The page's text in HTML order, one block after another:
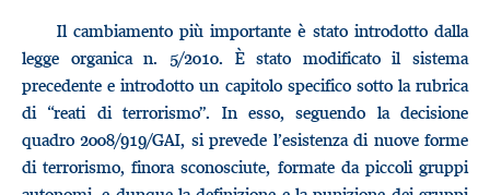
Il cambiamento più importante è stato introdotto dalla
legge organica n. 5/2010. È stato modificato il sistema
precedente e introdotto un capitolo specifico sotto la rubrica
di “reati di terrorismo”. In esso, seguendo la decisione
quadro 2008/919/GAI, si prevede l’esistenza di nuove forme
di terrorismo, finora sconosciute, formate da piccoli gruppi